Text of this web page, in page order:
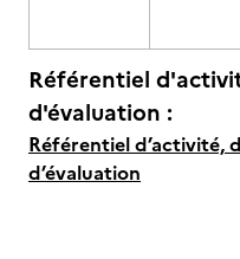
Référentiel
d'évaluation :
Référentiel d’activité,
d’évaluation